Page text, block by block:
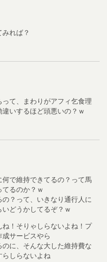
れば？
て、まわりがアフィ乞食理
いするほど頭悪いの？ｗ
で維持できてるの？って馬
るのか？ｗ
？って、いきなり通行人に
どうかしてるぞ？ｗ
！そりゃしらないよね！プ
サービスやら
に、そんな大した維持費な
らしらないよね